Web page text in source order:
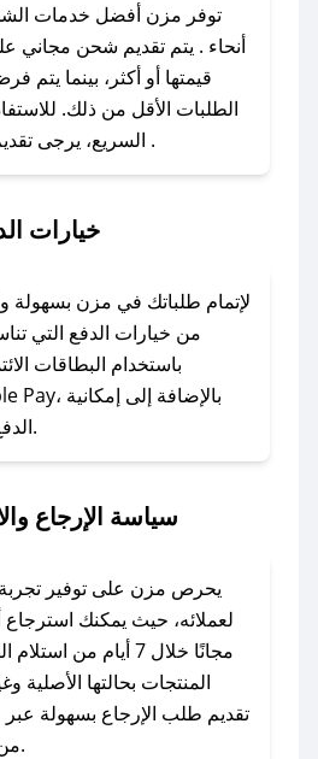
معنا عبر تويتر أو البريد
لا تقلق! يمكنك التواصل
وسنقوم بحل المشكلة
في حال عدم توفر كوبونات
مراسلتنا مباشرة وسنعمل على
للحصول على كوبونات
توفر مزن أفضل خدمات
أنحاء . يتم تقديم شحن مجاني
قيمتها أو أكثر، بينما
الطلبات الأقل من ذلك.
السريع، يرجى تقديم طلبك قبل الساعة .
خيارات
لإتمام طلباتك في مزن بسهولة
من خيارات الدفع التي
باستخدام البطاقات
الدفع بالتقسيط الشهري.
سياسة الإرجاع
يحرص مزن على توفير
لعملائه، حيث يمكنك استرجاع
مجانًا خلال 7 أيام
المنتجات بحالتها
تقديم طلب الإرجاع بسهولة عبر
من خلال خدمة العملاء.